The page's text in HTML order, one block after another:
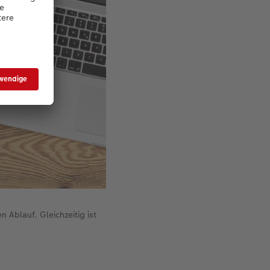
Ablauf. Gleichzeitig ist